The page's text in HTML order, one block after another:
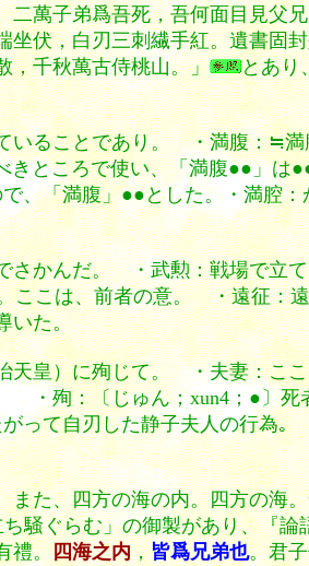
萬子弟爲吾死，吾何面目見父
伏，白刃三刺繊手紅。遺書固
，千秋萬古侍桃山。」
とあり
ることであり。 ・満腹：≒
ところで使い、「満腹●●」は
「満腹」●●とした。・満腔
さかんだ。 ・武勲：戦場で立
ここは、前者の意。 ・遠征：
いた。
天皇）に殉じて。 ・夫妻：こ
・殉：〔じゅん；xun4；●〕
って自刃した静子夫人の行為
た、四方の海の内。四方の海
騒ぐらむ」の御製があり、『
禮。四海之内，皆爲兄弟也。君